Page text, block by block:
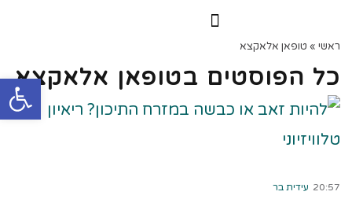
ראשי » טופאן אלאקצא
כל הפוסטים בטופאן אלאקצא
20:57 עידית בר